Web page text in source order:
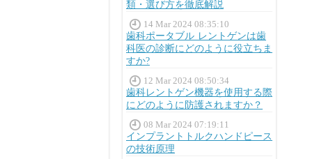
類・選び方を徹底解説
14 Mar 2024 08:35:10
歯科ポータブル レントゲンは歯
科医の診断にどのように役立ちま
すか?
12 Mar 2024 08:50:34
歯科レントゲン機器を使用する際
にどのように防護されますか？
08 Mar 2024 07:19:11
インプラントトルクハンドピース
の技術原理